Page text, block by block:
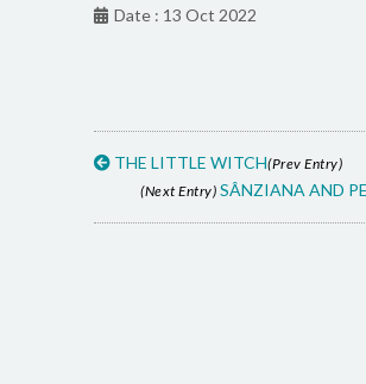
Date : 13 Oct 2022
THE LITTLE WITCH(Prev Entry)
(Next Entry) SÂNZIANA AND